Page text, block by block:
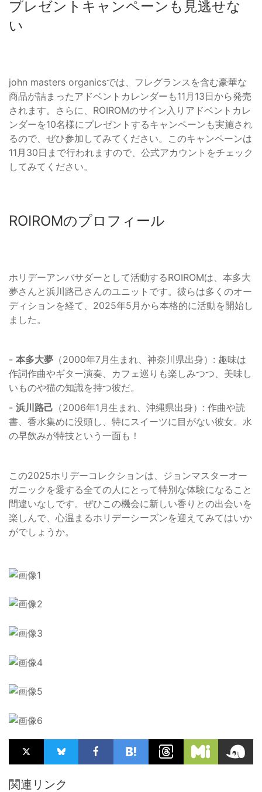
プレゼントキャンペーンも見逃せな
い
john masters organicsでは、フレグランスを含む豪華な
商品が詰まったアドベントカレンダーも11月13日から発売
されます。さらに、ROIROMのサイン入りアドベントカレ
ンダーを10名様にプレゼントするキャンペーンも実施され
るので、ぜひ参加してみてください。このキャンペーンは
11月30日まで行われますので、公式アカウントをチェック
してみてください。
ROIROMのプロフィール
ホリデーアンバサダーとして活動するROIROMは、本多大
夢さんと浜川路己さんのユニットです。彼らは多くのオー
ディションを経て、2025年5月から本格的に活動を開始し
ました。
- 本多大夢 （2000年7月生まれ、神奈川県出身）: 趣味は
作詞作曲やギター演奏、カフェ巡りも楽しみつつ、美味し
いものや猫の知識を持つ彼だ。
- 浜川路己 （2006年1月生まれ、沖縄県出身）: 作曲や読
書、香水集めに没頭し、特にスイーツに目がない彼女。水
の早飲みが特技という一面も！
この2025ホリデーコレクションは、ジョンマスターオー
ガニックを愛する全ての人にとって特別な体験になること
間違いなしです。ぜひこの機会に新しい香りとの出会いを
楽しんで、心温まるホリデーシーズンを迎えてみてはいか
がでしょうか。
関連リンク